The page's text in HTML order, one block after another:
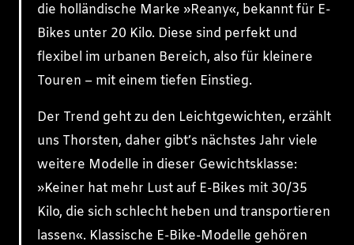
die holländische Marke »Reany«, bekannt für E-
Bikes unter 20 Kilo. Diese sind perfekt und
flexibel im urbanen Bereich, also für kleinere
Touren – mit einem tiefen Einstieg.
Der Trend geht zu den Leichtgewichten, erzählt
uns Thorsten, daher gibt’s nächstes Jahr viele
weitere Modelle in dieser Gewichtsklasse:
»Keiner hat mehr Lust auf E-Bikes mit 30/35
Kilo, die sich schlecht heben und transportieren
lassen«. Klassische E-Bike-Modelle gehören